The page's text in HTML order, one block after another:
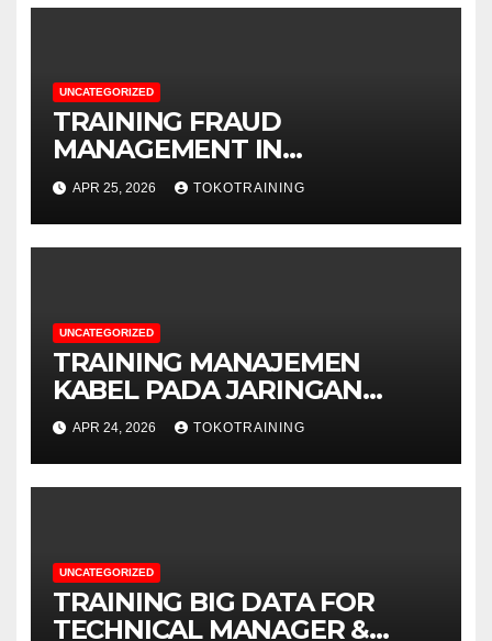
UNCATEGORIZED
TRAINING FRAUD
MANAGEMENT IN
TELECOMMUNICATION
BUSINESS
APR 25, 2026 TOKOTRAINING
UNCATEGORIZED
TRAINING MANAJEMEN
KABEL PADA JARINGAN
TELEKOMUNIKASI
APR 24, 2026 TOKOTRAINING
UNCATEGORIZED
TRAINING BIG DATA FOR
TECHNICAL MANAGER &